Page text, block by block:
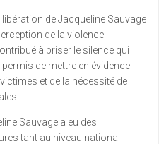
de Jacqueline Sauvage
de la violence
à briser le silence qui
de mettre en évidence
et de la nécessité de
Sauvage a eu des
tant au niveau national